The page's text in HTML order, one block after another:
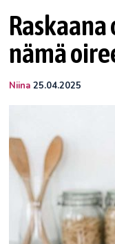
nämä
Niina 25.04.2025